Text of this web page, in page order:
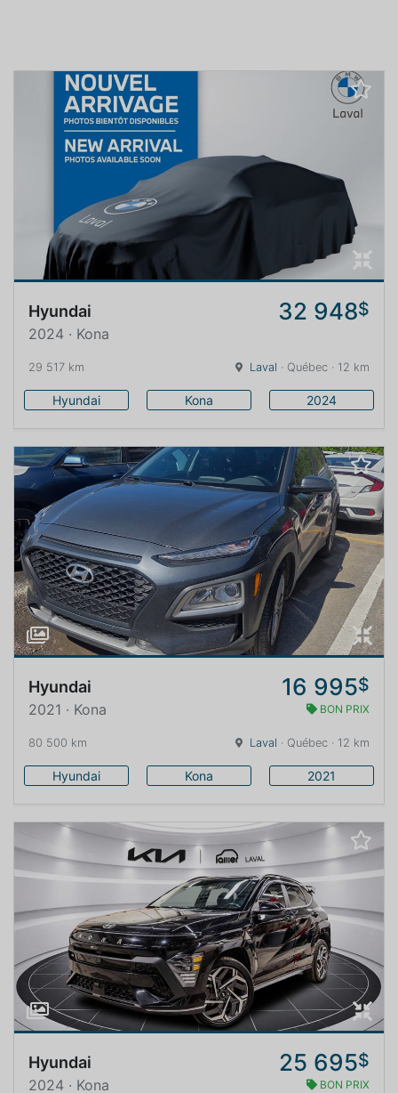
Hyundai 32 948$
2024 · Kona
29 517 km Laval · Québec · 12 km
Hyundai Kona 2024
Hyundai 16 995$
2021 · Kona BON PRIX
80 500 km Laval · Québec · 12 km
Hyundai Kona 2021
Hyundai 25 695$
2024 · Kona BON PRIX